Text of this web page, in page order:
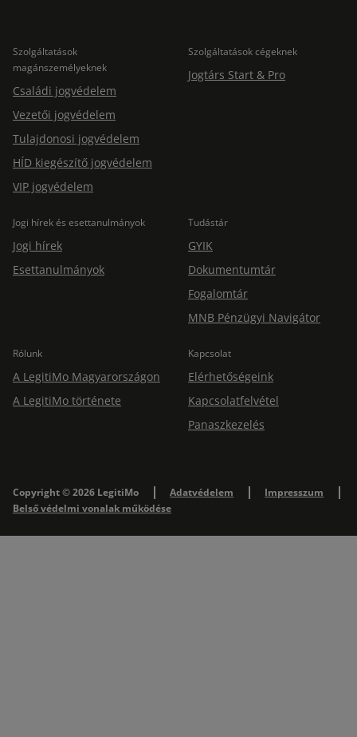
Szolgáltatások
magánszemélyeknek
Családi jogvédelem
Vezetői jogvédelem
Tulajdonosi jogvédelem
HÍD kiegészítő jogvédelem
VIP jogvédelem
Szolgáltatások cégeknek
Jogtárs Start & Pro
Jogi hírek és esettanulmányok
Jogi hírek
Esettanulmányok
Tudástár
GYIK
Dokumentumtár
Fogalomtár
MNB Pénzügyi Navigátor
Rólunk
A LegitiMo Magyarországon
A LegitiMo története
Kapcsolat
Elérhetőségeink
Kapcsolatfelvétel
Panaszkezelés
Copyright © 2026 LegitiMo Adatvédelem
Impresszum
Belső védelmi vonalak működése